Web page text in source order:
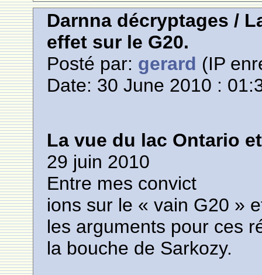
Darnna décryptages /
effet sur le G20.
Posté par: gerard (IP
Date: 30 June 2010 :
La vue du lac Ontario
29 juin 2010
Entre mes convict
ions sur le « vain G20 »
les arguments pour ces
la bouche de Sarkozy.